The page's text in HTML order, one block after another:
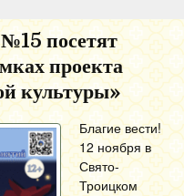
посетят
проекта
культуры»
Благие вести!
12 ноября в
Свято-
Троицком